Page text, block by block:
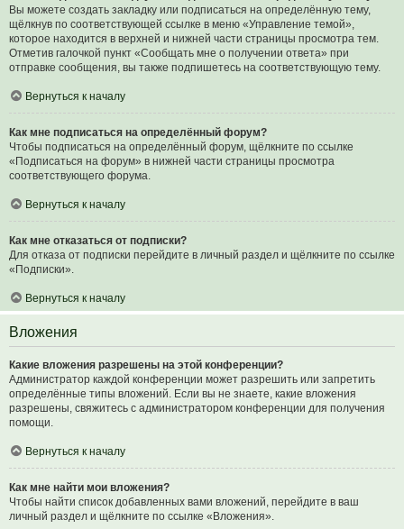
Вы можете создать закладку или подписаться на определённую тему,
щёлкнув по соответствующей ссылке в меню «Управление темой»,
которое находится в верхней и нижней части страницы просмотра тем.
Отметив галочкой пункт «Сообщать мне о получении ответа» при
отправке сообщения, вы также подпишетесь на соответствующую тему.
Вернуться к началу
Как мне подписаться на определённый форум?
Чтобы подписаться на определённый форум, щёлкните по ссылке
«Подписаться на форум» в нижней части страницы просмотра
соответствующего форума.
Вернуться к началу
Как мне отказаться от подписки?
Для отказа от подписки перейдите в личный раздел и щёлкните по ссылке
«Подписки».
Вернуться к началу
Вложения
Какие вложения разрешены на этой конференции?
Администратор каждой конференции может разрешить или запретить
определённые типы вложений. Если вы не знаете, какие вложения
разрешены, свяжитесь с администратором конференции для получения
помощи.
Вернуться к началу
Как мне найти мои вложения?
Чтобы найти список добавленных вами вложений, перейдите в ваш
личный раздел и щёлкните по ссылке «Вложения».